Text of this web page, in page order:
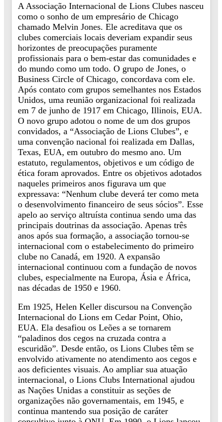
A Associação Internacional de Lions Clubes nasceu
como o sonho de um empresário de Chicago
chamado Melvin Jones. Ele acreditava que os
clubes comerciais locais deveriam expandir seus
horizontes de preocupações puramente
profissionais para o bem-estar das comunidades e
do mundo como um todo. O grupo de Jones, o
Business Circle of Chicago, concordava com ele.
Após contato com grupos semelhantes nos Estados
Unidos, uma reunião organizacional foi realizada
em 7 de junho de 1917 em Chicago, Illinois, EUA.
O novo grupo adotou o nome de um dos grupos
convidados, a “Associação de Lions Clubes”, e
uma convenção nacional foi realizada em Dallas,
Texas, EUA, em outubro do mesmo ano. Um
estatuto, regulamentos, objetivos e um código de
ética foram aprovados. Entre os objetivos adotados
naqueles primeiros anos figurava um que
expressava: “Nenhum clube deverá ter como meta
o desenvolvimento financeiro de seus sócios”. Esse
apelo ao serviço altruísta continua sendo uma das
principais doutrinas da associação. Apenas três
anos após sua formação, a associação tornou-se
internacional com o estabelecimento do primeiro
clube no Canadá, em 1920. A expansão
internacional continuou com a fundação de novos
clubes, especialmente na Europa, Ásia e África,
nas décadas de 1950 e 1960.
Em 1925, Helen Keller discursou na Convenção
Internacional do Lions em Cedar Point, Ohio,
EUA. Ela desafiou os Leões a se tornarem
“paladinos dos cegos na cruzada contra a
escuridão”. Desde então, os Lions Clubes têm se
envolvido ativamente no atendimento aos cegos e
aos deficientes visuais. Ao ampliar sua atuação
internacional, o Lions Clubs International ajudou
as Nações Unidas a constituir as seções de
organizações não governamentais, em 1945, e
continua mantendo sua posição de caráter